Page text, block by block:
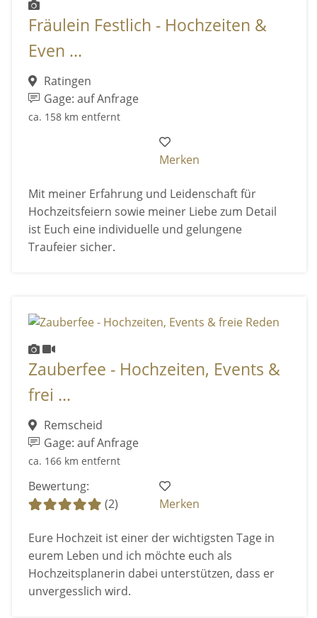
Fräulein Festlich - Hochzeiten &
Even ...
Ratingen
Gage: auf Anfrage
ca. 158 km entfernt
Merken
Mit meiner Erfahrung und Leidenschaft für
Hochzeitsfeiern sowie meiner Liebe zum Detail
ist Euch eine individuelle und gelungene
Traufeier sicher.
Zauberfee - Hochzeiten, Events &
frei ...
Remscheid
Gage: auf Anfrage
ca. 166 km entfernt
Bewertung:
(2)
Merken
Eure Hochzeit ist einer der wichtigsten Tage in
eurem Leben und ich möchte euch als
Hochzeitsplanerin dabei unterstützen, dass er
unvergesslich wird.